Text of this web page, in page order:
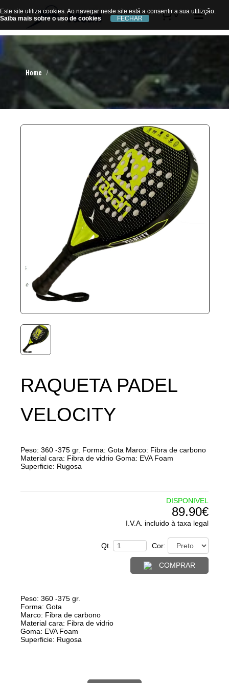
0
Home
RAQUETA PADEL
VELOCITY
Peso: 360 -375 gr. Forma: Gota Marco: Fibra de carbono
Material cara: Fibra de vidrio Goma: EVA Foam
Superficie: Rugosa
DISPONIVEL
89.90€
I.V.A. incluido à taxa legal
Qt. Cor:
COMPRAR
Peso: 360 -375 gr.
Forma: Gota
Marco: Fibra de carbono
Material cara: Fibra de vidrio
Goma: EVA Foam
Superficie: Rugosa
Este site utiliza cookies. Ao navegar neste site está a consentir a sua utilizção.
Saiba mais sobre o uso de cookies
Este site utiliza cookies. Ao navegar neste site está a consentir a sua utilizção.
Saiba mais sobre o uso de cookies